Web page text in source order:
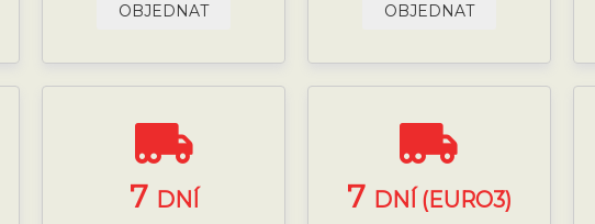
OBJEDNAT OBJEDNAT
7 DNÍ 7 DNÍ (EURO3)